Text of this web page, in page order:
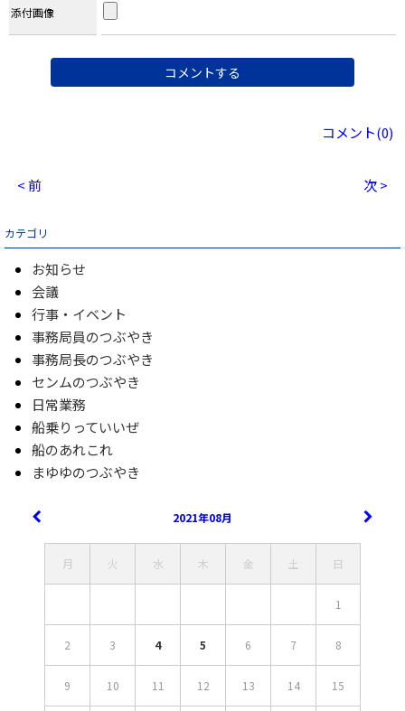
添付画像
コメント(0)
< 前 次 >
カテゴリ
お知らせ
会議
行事・イベント
事務局員のつぶやき
事務局長のつぶやき
センムのつぶやき
日常業務
船乗りっていいぜ
船のあれこれ
まゆゆのつぶやき
2021年08月
月 火 水 木 金 土 日
1
2 3 4 5 6 7 8
9 10 11 12 13 14 15